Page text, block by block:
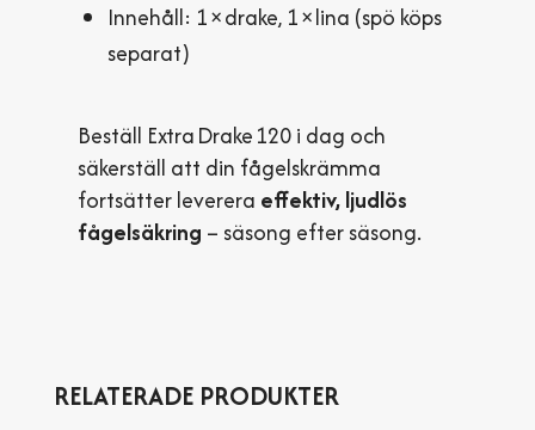
Innehåll: 1 × drake, 1 × lina (spö köps
separat)
Beställ Extra Drake 120 i dag och
säkerställ att din fågelskrämma
fortsätter leverera effektiv, ljudlös
fågelsäkring – säsong efter säsong.
RELATERADE PRODUKTER